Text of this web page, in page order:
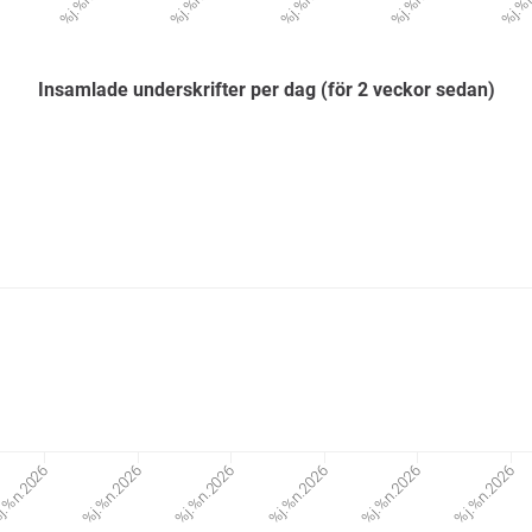
Insamlade underskrifter per dag (för 2 veckor sedan)
%j.%n.2026 %j.%n.2026 %j.%n.2026 %j.%n.2026 %j.%n.2026